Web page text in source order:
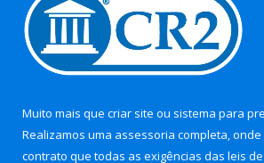
Muito mais que criar site ou sistema para
Realizamos uma assessoria completa,
contrato que todas as exigências das leis